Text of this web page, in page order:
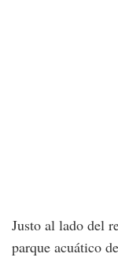
Justo al lado del
parque acuático